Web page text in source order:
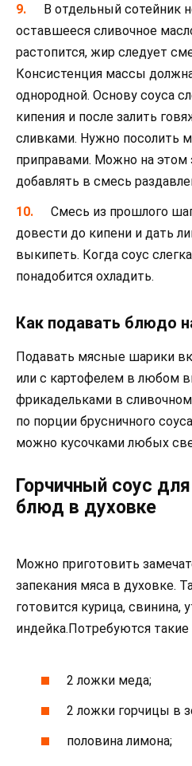
В отдельный сотейник
оставшееся сливочное
растопится, жир следует
Консистенция массы
однородной. Основу соуса
кипения и после залить
сливками. Нужно посолить
приправами. Можно на этом
добавлять в смесь
Смесь из прошлого
довести до кипени и дать
выкипеть. Когда соус
понадобится охладить.
Как подавать блюдо
Подавать мясные шарики
или с картофелем в любом
фрикадельками в
по порции брусничного
можно кусочками любых
Горчичный соус
блюд в духовке
Можно приготовить
запекания мяса в духовке.
готовится курица, свинина,
индейка.Потребуются
2 ложки меда;
2 ложки горчицы в
половина лимона;